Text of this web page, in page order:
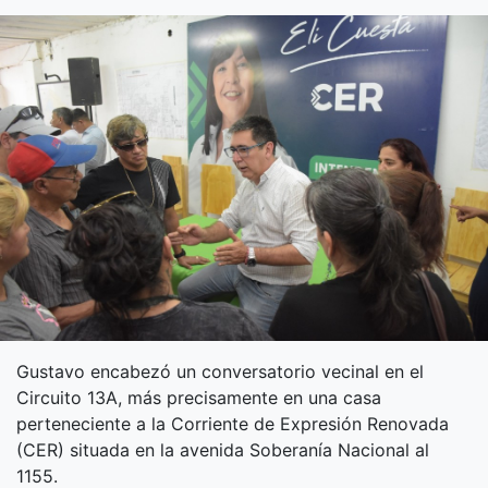
Gustavo encabezó un conversatorio vecinal en el
Circuito 13A, más precisamente en una casa
perteneciente a la Corriente de Expresión Renovada
(CER) situada en la avenida Soberanía Nacional al
1155.